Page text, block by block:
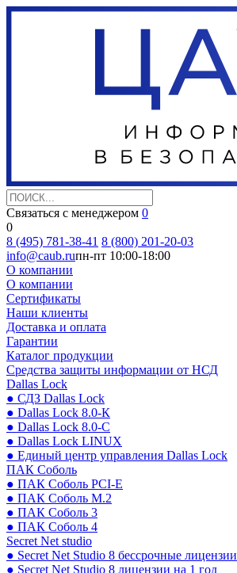
Связаться с менеджером 0
0
8 (495) 781-38-41 8 (800) 201-20-03
info@caub.ruпн-пт 10:00-18:00
О компании
О компании
Сертификаты
Наши клиенты
Доставка и оплата
Гарантии
Каталог продукции
Средства защиты информации от НСД
Dallas Lock
● СДЗ Dallas Lock
● Dallas Lock 8.0-К
● Dallas Lock 8.0-С
● Dallas Lock LINUX
● Единый центр управления Dallas Lock
ПАК Соболь
● ПАК Соболь PCI-E
● ПАК Соболь М.2
● ПАК Соболь 3
● ПАК Соболь 4
Secret Net studio
● Secret Net Studio 8 бессрочные лицензии
● Secret Net Studio 8 лицензии на 1 год